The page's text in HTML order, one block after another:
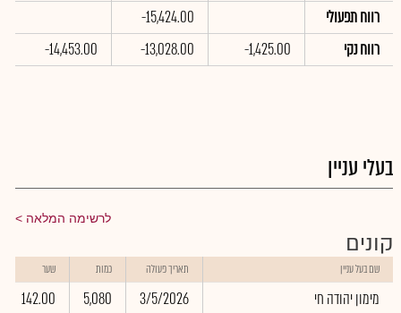
רווח תפעולי
-15,424.00
רווח נקי
-1,425.00
-13,028.00
-14,453.00
בעלי עניין
לרשימה המלאה
קונים
שם בעל עניין תאריך פעולה כמות שער
מימון יהודה חי 3/5/2026
5,080
142.00